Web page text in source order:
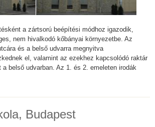
a zártsorú beépítési módhoz igazodik,
nem hivalkodó kőbányai környezetbe. Az
és a belső udvarra megnyitva
el, valamint az ezekhez kapcsolódó raktár
belső udvarban. Az 1. és 2. emeleten irodák
Budapest